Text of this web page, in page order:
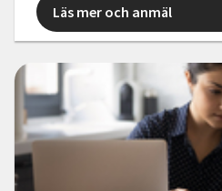
Läs mer och anmäl